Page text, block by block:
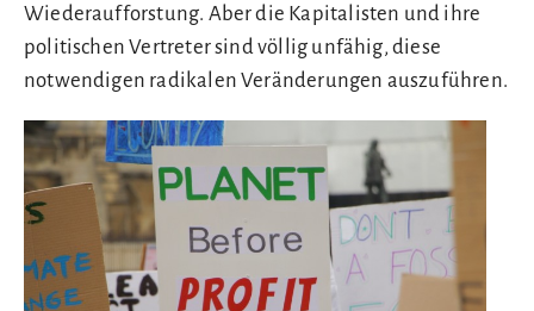
Wiederaufforstung. Aber die Kapitalisten und ihre
politischen Vertreter sind völlig unfähig, diese
notwendigen radikalen Veränderungen auszuführen.